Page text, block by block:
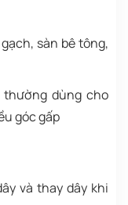
sàn bê tông,
dùng cho
góc gấp
và thay dây khi